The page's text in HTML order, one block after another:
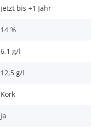
jetzt bis +1 Jahr
14 %
6,1 g/l
12,5 g/l
Kork
ja